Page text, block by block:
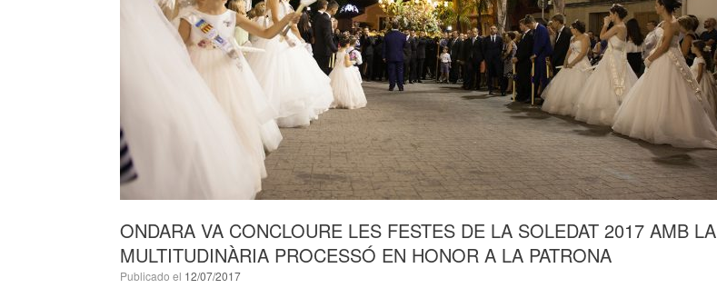
ONDARA VA CONCLOURE LES FESTES DE LA SOLEDAT 2017 AMB LA
MULTITUDINÀRIA PROCESSÓ EN HONOR A LA PATRONA
Publicado el 12/07/2017